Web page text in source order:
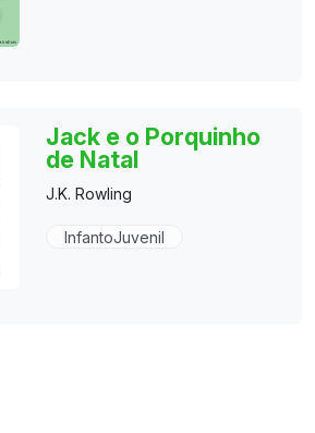
Jack e o Porquinho
de Natal
J.K. Rowling
InfantoJuvenil